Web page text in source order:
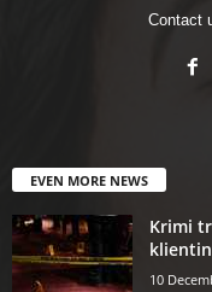
Contact
EVEN MORE NEWS
Krimi
10